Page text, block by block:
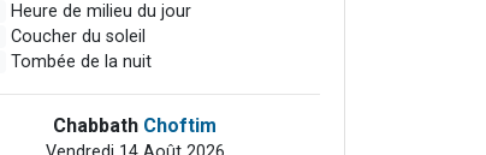
Heure de milieu du jour
Coucher du soleil
Tombée de la nuit
Chabbath Choftim